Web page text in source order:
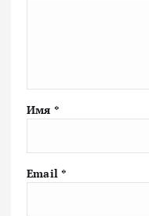
Имя *
Email *